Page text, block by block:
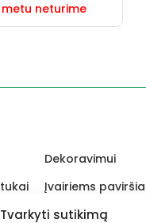
Tvarkyti sutikimą
metu neturime
Dekoravimui
Įvairiems
Keramikams ir